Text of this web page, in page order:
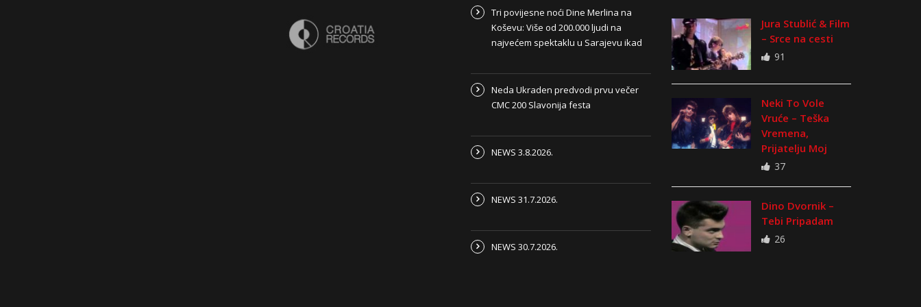
Tri povijesne noći Dine Merlina na
Koševu: Više od 200.000 ljudi na
najvećem spektaklu u Sarajevu ikad
Neda Ukraden predvodi prvu večer
CMC 200 Slavonija festa
NEWS 3.8.2026.
NEWS 31.7.2026.
NEWS 30.7.2026.
Jura Stublić & Film
– Srce na cesti
91
Neki To Vole
Vruće – Teška
Vremena,
Prijatelju Moj
37
Dino Dvornik –
Tebi Pripadam
26